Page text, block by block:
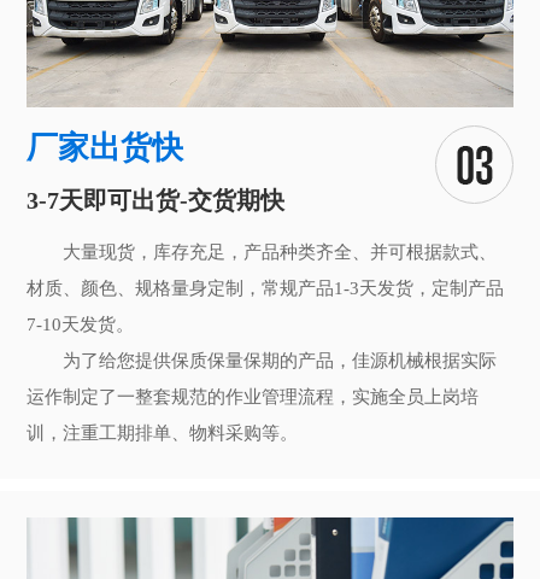
厂家出货快
3-7天即可出货-交货期快
大量现货，库存充足，产品种类齐全、并可根据款式、
材质、颜色、规格量身定制，常规产品1-3天发货，定制产品
7-10天发货。
为了给您提供保质保量保期的产品，佳源机械根据实际
运作制定了一整套规范的作业管理流程，实施全员上岗培
训，注重工期排单、物料采购等。